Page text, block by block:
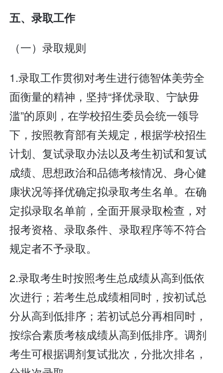
五、录取工作
（一）录取规则
1.录取工作贯彻对考生进行德智体美劳全
面衡量的精神，坚持“择优录取、宁缺毋
滥”的原则，在学校招生委员会统一领导
下，按照教育部有关规定，根据学校招生
计划、复试录取办法以及考生初试和复试
成绩、思想政治和品德考核情况、身心健
康状况等择优确定拟录取考生名单。在确
定拟录取名单前，全面开展录取检查，对
报考资格、录取条件、录取程序等不符合
规定者不予录取。
2.录取考生时按照考生总成绩从高到低依
次进行；若考生总成绩相同时，按初试总
分从高到低排序；若初试总分再相同时，
按综合素质考核成绩从高到低排序。调剂
考生可根据调剂复试批次，分批次排名，